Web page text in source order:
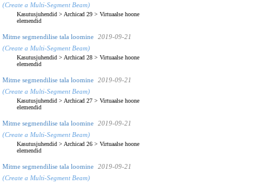
(Create a Multi-Segment Beam)
Kasutusjuhendid > Archicad 29 > Virtuaalse hoone
elemendid
Mitme segmendilise tala loomine
2019-09-21
(Create a Multi-Segment Beam)
Kasutusjuhendid > Archicad 28 > Virtuaalse hoone
elemendid
Mitme segmendilise tala loomine
2019-09-21
(Create a Multi-Segment Beam)
Kasutusjuhendid > Archicad 27 > Virtuaalse hoone
elemendid
Mitme segmendilise tala loomine
2019-09-21
(Create a Multi-Segment Beam)
Kasutusjuhendid > Archicad 26 > Virtuaalse hoone
elemendid
Mitme segmendilise tala loomine
2019-09-21
(Create a Multi-Segment Beam)